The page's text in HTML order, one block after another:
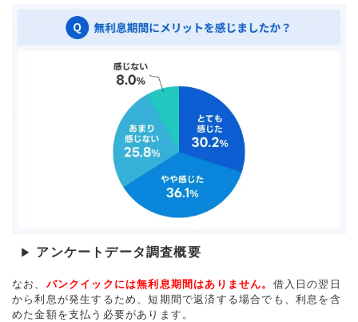
▶ アンケートデータ調査概要
なお、 バンクイックには無利息期間はありません。 借入日の翌日
から利息が発生するため、短期間で返済する場合でも、利息を含
めた金額を支払う必要があります。